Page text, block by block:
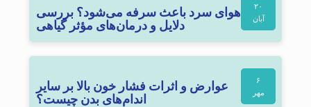
۲۰
آبان
چرا هوای سرد باعث سرفه می‌شود؟ بررسی
دلایل و درمان‌های مؤثر گیاهی
۶
مهر
عوارض و اثرات فشار خون بالا بر سایر
اندام‌های بدن چیست؟